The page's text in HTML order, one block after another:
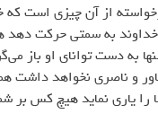
از آن چیزی است که
خداوند به سمتی حرکت دهد
به دست توانای او باز
و ناصری نخواهد داشت
شما را یاری نماید هیچ کس بر